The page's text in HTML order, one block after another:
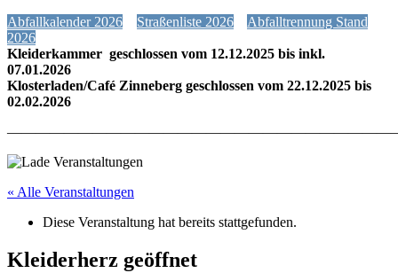
Abfallkalender 2026
Straßenliste 2026
Abfalltrennung Stand
2026
Kleiderkammer geschlossen vom 12.12.2025 bis inkl.
07.01.2026
Klosterladen/Café Zinneberg geschlossen vom 22.12.2025 bis
02.02.2026
« Alle Veranstaltungen
Diese Veranstaltung hat bereits stattgefunden.
Kleiderherz geöffnet